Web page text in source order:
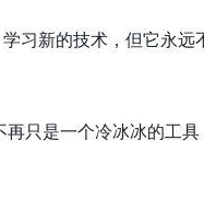
习新的技术，但它永远
只是一个冷冰冰的工